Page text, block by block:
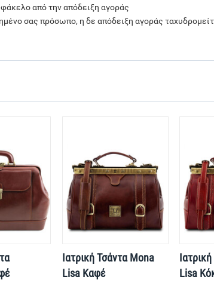
από την απόδειξη αγοράς
σας πρόσωπο, η δε απόδειξη αγοράς
Ιατρική Τσάντα Mona
Lisa Καφέ
Lisa